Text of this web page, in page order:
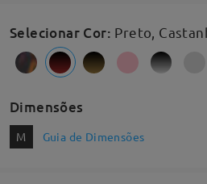
Selecionar Cor: Preto,
Dimensões
M Guia de Dimensões